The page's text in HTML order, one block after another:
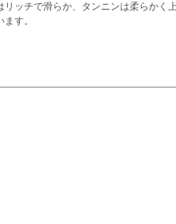
ッチで滑らか、タンニンは柔らかく
す。